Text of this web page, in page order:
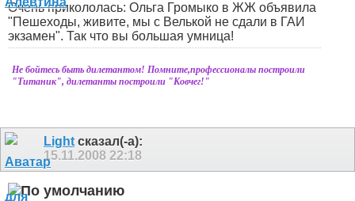
Очень прикололась: Ольга Громыко в ЖЖ объявила
"Пешеходы, живите, мы с Велькой не сдали в ГАИ
экзамен". Так что вы большая умница!
Не бойтесь быть дилетантом! Помните,профессионалы построили
"Титаник", дилетанты построили "Ковчег!"
Light сказал(-а):
15.11.2008 22:18